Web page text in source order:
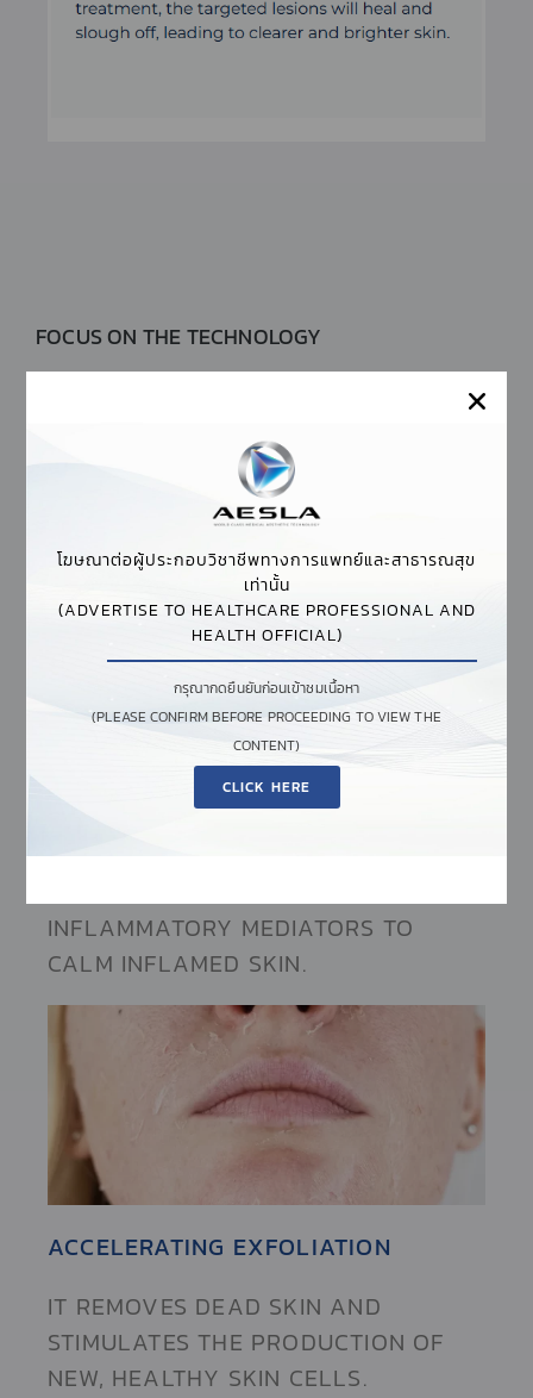
FOCUS ON THE TECHNOLOGY
TO TARGET SKIN INFLAMMATION, DYSCHROMIA,
AND THERMAL INJURY FROM OTHER
DOWNREGULATING INFLAMMATION
IT DECREASES PRO-INFLAMMATORY
INFLAMMATORY MEDIATORS TO
CALM INFLAMED SKIN.
ACCELERATING EXFOLIATION
IT REMOVES DEAD SKIN AND
STIMULATES THE PRODUCTION OF
NEW, HEALTHY SKIN CELLS.
โฆษณาต่อผู้ประกอบวิชาชีพทางการแพทย์และสาธารณสุข
เท่านั้น
(ADVERTISE TO HEALTHCARE PROFESSIONAL AND
HEALTH OFFICIAL)
กรุณากดยืนยันก่อนเข้าชมเนื้อหา
(PLEASE CONFIRM BEFORE PROCEEDING TO VIEW THE
CONTENT)
CLICK HERE